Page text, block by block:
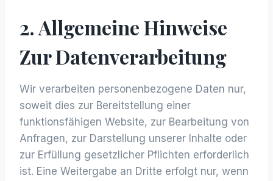
2. Allgemeine Hinweise
Zur Datenverarbeitung
Wir verarbeiten personenbezogene Daten nur,
soweit dies zur Bereitstellung einer
funktionsfähigen Website, zur Bearbeitung von
Anfragen, zur Darstellung unserer Inhalte oder
zur Erfüllung gesetzlicher Pflichten erforderlich
ist. Eine Weitergabe an Dritte erfolgt nur, wenn